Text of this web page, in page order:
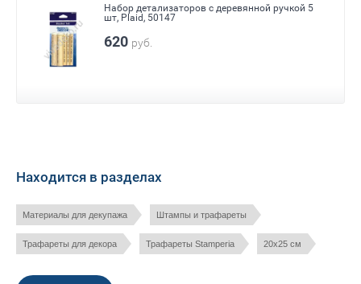
Набор детализаторов с деревянной ручкой 5
шт, Plaid, 50147
620 руб.
Находится в разделах
Материалы для декупажа Штампы и трафареты
Трафареты для декора Трафареты Stamperia 20х25 см